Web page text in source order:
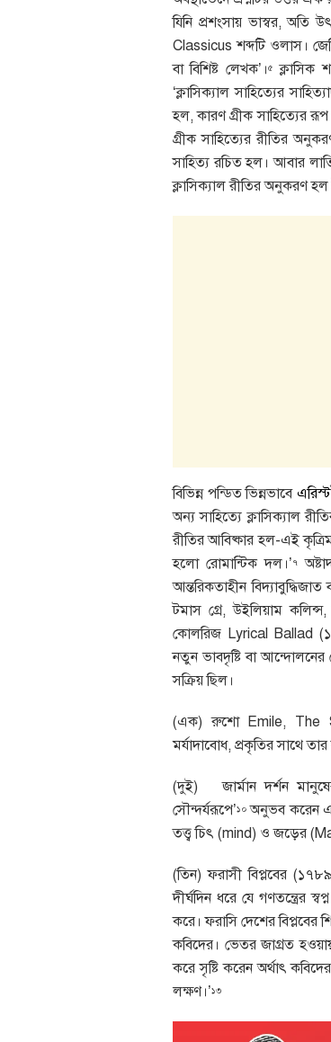
যিনি প্রশংসায় ভাস্বর,
Classicus শব্দটি ওলাস।
বা বিশিষ্ট লেখক’।৫ ক্লাসিক
‘ক্লাসিক্যাল সাহিত্যের
হল, কারণ গ্রীক সাহিত্যের
গ্রীক সাহিত্যের রীতির
সাহিত্য রচিত হল। আবার
ক্লাসিক্যাল রীতির অনুকরণ হল
বিভিন্ন পন্ডিত ভিন্নভাবে
অন্য সাহিত্যে ক্লাসিক্যাল
রীতির আবিষ্কার হল-এই
হলো রোমান্টিক দল।’৭
আন্তরিকতাহীন
টমাস গ্রে, উইলিয়াম
কোলরিজ Lyrical Ballad
নতুন ভাবদৃষ্টি বা
সক্রিয় ছিল।
(এক) রুশো Emile, The
মর্যাদাবোধ, প্রকৃতির সাথে
(দুই) জার্মান দর্শন
সৌন্দর্যরূপে’১০ অনুভব করেন
তত্ত্ব চিৎ (mind) ও জড়ের
(তিন) ফরাসী বিপ্লবের
দীর্ঘদিন ধরে যে গণতন্ত্রের
করে। ফরাসি দেশের বিপ্লবের
কবিদের। ভেতর জাগ্রত
করে সৃষ্টি করেন অর্থাৎ
লক্ষণ।’১৩